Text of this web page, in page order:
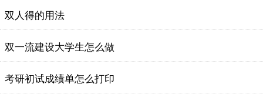
双人得的用法
双一流建设大学生怎么做
考研初试成绩单怎么打印